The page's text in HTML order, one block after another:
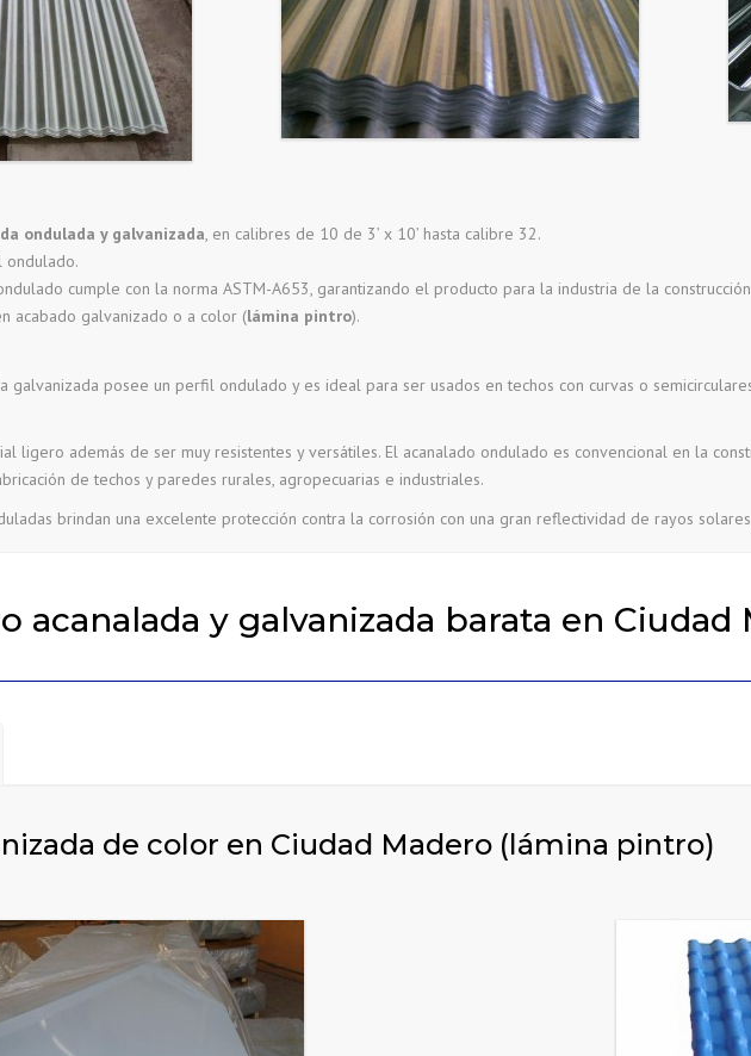
ondulada y galvanizada , en calibres de 10 de 3’ x 10’ hasta calibre 32.
ondulado.
cumple con la norma ASTM-A653, garantizando el producto para la industria de la
acabado galvanizado o a color (lámina pintro).
galvanizada posee un perfil ondulado y es ideal para ser usados en techos con curvas o
ligero además de ser muy resistentes y versátiles. El acanalado ondulado es convencional en la
de techos y paredes rurales, agropecuarias e industriales.
brindan una excelente protección contra la corrosión con una gran reflectividad de rayos
acanalada y galvanizada barata en Ciudad
de color en Ciudad Madero (lámina pintro)